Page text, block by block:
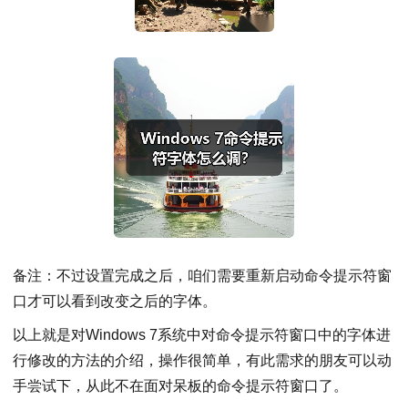
备注：不过设置完成之后，咱们需要重新启动命令提示符窗
口才可以看到改变之后的字体。
以上就是对Windows 7系统中对命令提示符窗口中的字体进
行修改的方法的介绍，操作很简单，有此需求的朋友可以动
手尝试下，从此不在面对呆板的命令提示符窗口了。